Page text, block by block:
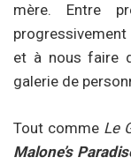
mère. Entre
et à nous faire
galerie de
Tout comme Le
Malone’s